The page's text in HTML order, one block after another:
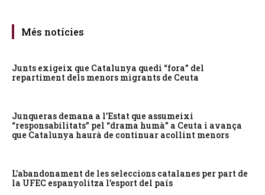
Més notícies
Junts exigeix que Catalunya quedi “fora” del
repartiment dels menors migrants de Ceuta
Junqueras demana a l’Estat que assumeixi
“responsabilitats” pel “drama humà” a Ceuta i avança
que Catalunya haurà de continuar acollint menors
L’abandonament de les seleccions catalanes per part de
la UFEC espanyolitza l’esport del país